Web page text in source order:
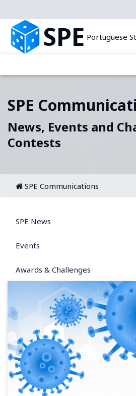
SPE Portuguese
SPE
News, Events and
Contests
SPE Communications
SPE News
Events
Awards & Challenges